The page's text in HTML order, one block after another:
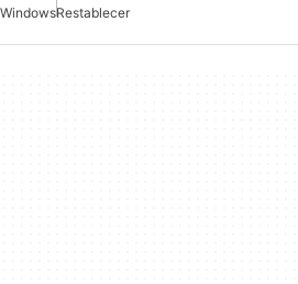
WindowsRestablecer